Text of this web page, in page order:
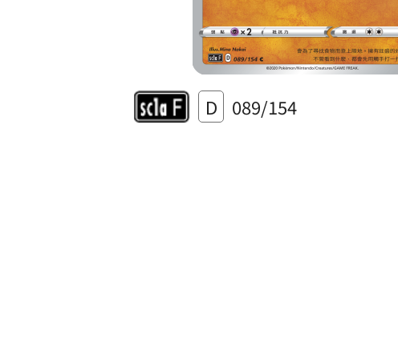
D 089/154